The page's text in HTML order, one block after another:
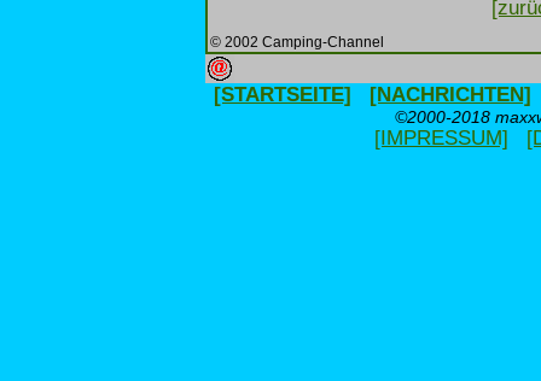
© 2002 Camping-Channel
[STARTSEITE] [NACHRICHTEN]
©2000-2018
[IMPRESSUM]